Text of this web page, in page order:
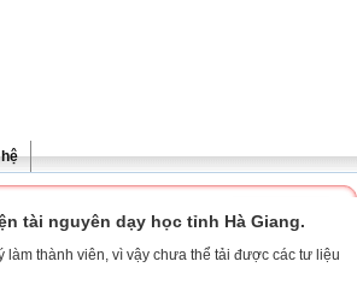
tài nguyên dạy học tỉnh Hà Giang.
thành viên, vì vậy chưa thể tải được các tư liệu